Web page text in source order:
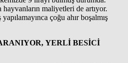
hayvanların maliyetleri de artıyor.
çoğu ahır boşalmış
YERLİ BESİCİ